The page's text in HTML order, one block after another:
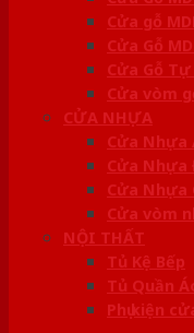
Cửa gỗ
Cửa Gỗ
Cửa Gỗ
Cửa vòm
CỬA NHỰA
Cửa Nhựa
Cửa Nhựa
Cửa Nhựa
Cửa vòm
NỘI THẤT
Tủ Kệ Bếp
Tủ Quần
Phụ kiện